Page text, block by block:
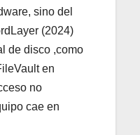
sino del
(2024)
de disco ,como
en
no
cae en